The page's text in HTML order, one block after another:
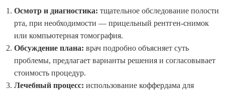
Осмотр и диагностика: тщательное обследование полости
рта, при необходимости — прицельный рентген-снимок
или компьютерная томография.
Обсуждение плана: врач подробно объясняет суть
проблемы, предлагает варианты решения и согласовывает
стоимость процедур.
Лечебный процесс: использование коффердама для